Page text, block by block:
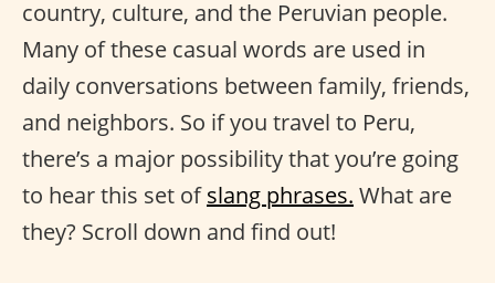
country, culture, and the Peruvian people.
Many of these casual words are used in
daily conversations between family, friends,
and neighbors. So if you travel to Peru,
there’s a major possibility that you’re going
to hear this set ofslang phrases. What are
they? Scroll down and find out!